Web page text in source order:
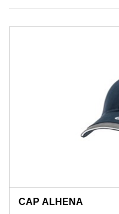
CAP ALHENA